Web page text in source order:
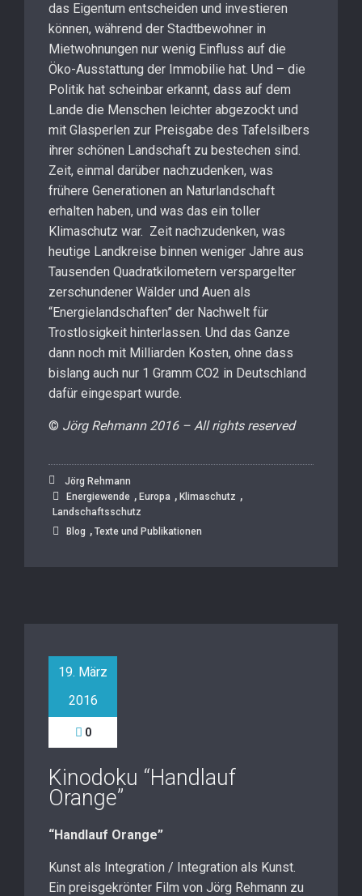
das Eigentum entscheiden und investieren
können, während der Stadtbewohner in
Mietwohnungen nur wenig Einfluss auf die
Öko-Ausstattung der Immobilie hat. Und – die
Politik hat scheinbar erkannt, dass auf dem
Lande die Menschen leichter abgezockt und
mit Glasperlen zur Preisgabe des Tafelsilbers
ihrer schönen Landschaft zu bestechen sind.
Zeit, einmal darüber nachzudenken, was
frühere Generationen an Naturlandschaft
erhalten haben, und was das ein toller
Klimaschutz war. Zeit nachzudenken, was
heutige Landkreise binnen weniger Jahre aus
Tausenden Quadratkilometern verspargelter
zerschundener Wälder und Auen als
“Energielandschaften” der Nachwelt für
Trostlosigkeit hinterlassen. Und das Ganze
dann noch mit Milliarden Kosten, ohne dass
bislang auch nur 1 Gramm CO2 in Deutschland
dafür eingespart wurde.
© Jörg Rehmann 2016 – All rights reserved
Jörg Rehmann
Energiewende , Europa , Klimaschutz ,
Landschaftsschutz
Blog , Texte und Publikationen
19. März
2016
0
Kinodoku “Handlauf
Orange”
“Handlauf Orange”
Kunst als Integration / Integration als Kunst.
Ein preisgekrönter Film von Jörg Rehmann zu